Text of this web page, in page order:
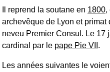
Il reprend la soutane en 1800,
archevêque de Lyon et
neveu Premier Consul. Le 17
cardinal par le pape Pie VII .
Les années suivantes le